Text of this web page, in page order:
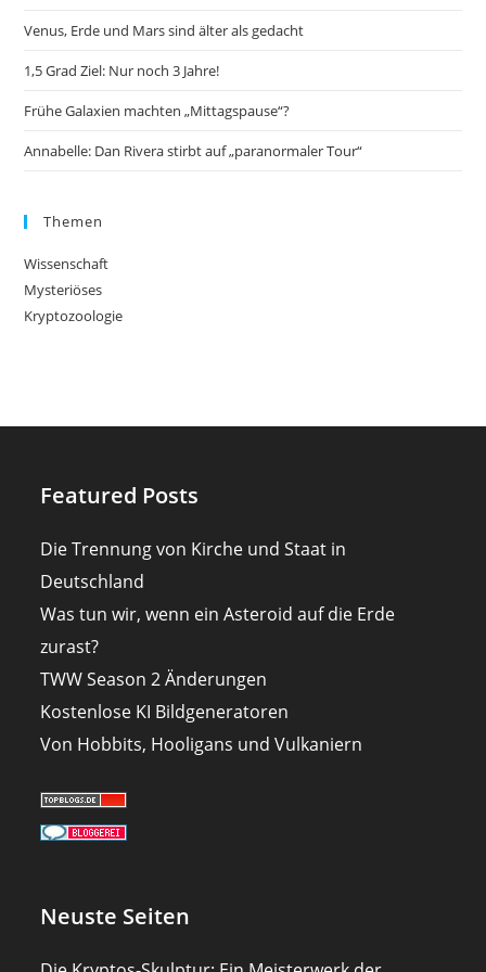
Venus, Erde und Mars sind älter als gedacht
1,5 Grad Ziel: Nur noch 3 Jahre!
Frühe Galaxien machten „Mittagspause“?
Annabelle: Dan Rivera stirbt auf „paranormaler Tour“
Themen
Wissenschaft
Mysteriöses
Kryptozoologie
Featured Posts
Die Trennung von Kirche und Staat in
Deutschland
Was tun wir, wenn ein Asteroid auf die Erde
zurast?
TWW Season 2 Änderungen
Kostenlose KI Bildgeneratoren
Von Hobbits, Hooligans und Vulkaniern
Neuste Seiten